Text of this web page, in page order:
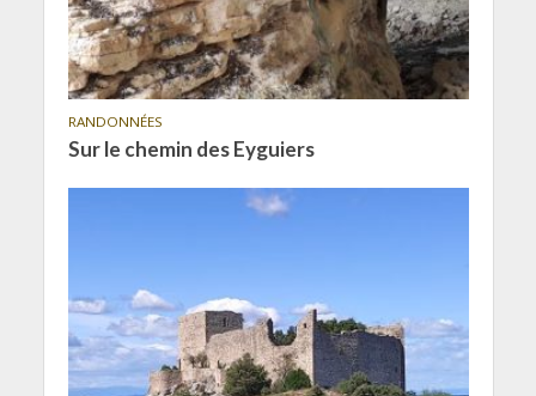
RANDONNÉES
Sur le chemin des Eyguiers